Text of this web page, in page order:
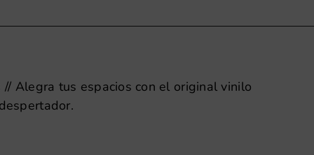
// Alegra tus espacios con el original vinilo